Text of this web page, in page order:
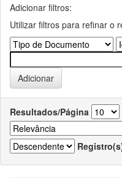
Adicionar filtros:
Utilizar filtros para refinar o
Resultados/Página